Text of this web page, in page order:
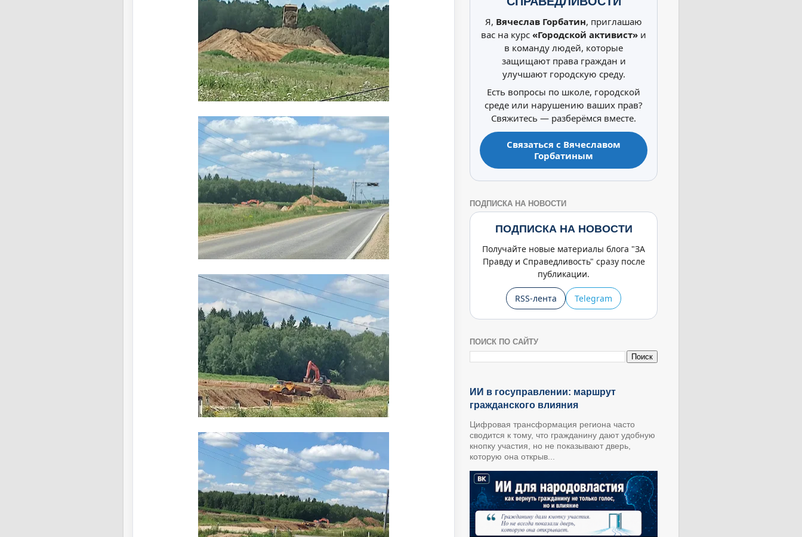
Я, Вячеслав Горбатин, приглашаю
вас на курс «Городской активист» и
в команду людей, которые
защищают права граждан и
улучшают городскую среду.
Есть вопросы по школе, городской
среде или нарушению ваших прав?
Свяжитесь — разберёмся вместе.
Связаться с Вячеславом
Горбатиным
ПОДПИСКА НА НОВОСТИ
ПОДПИСКА НА НОВОСТИ
Получайте новые материалы блога "ЗА
Правду и Справедливость" сразу после
публикации.
RSS-лента Telegram
ПОИСК ПО САЙТУ
ИИ в госуправлении: маршрут
гражданского влияния
Цифровая трансформация региона часто
сводится к тому, что гражданину дают удобную
кнопку участия, но не показывают дверь,
которую она открыв...